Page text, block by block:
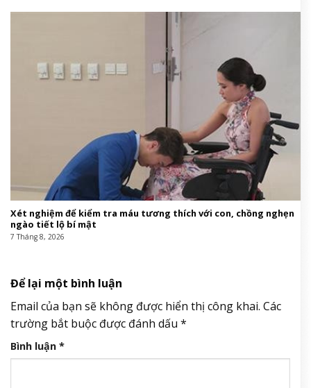
Xét nghiệm để kiểm tra máu tương thích với con, chồng nghẹn
ngào tiết lộ bí mật
7 Tháng 8, 2026
Để lại một bình luận
Email của bạn sẽ không được hiển thị công khai. Các
trường bắt buộc được đánh dấu *
Bình luận *